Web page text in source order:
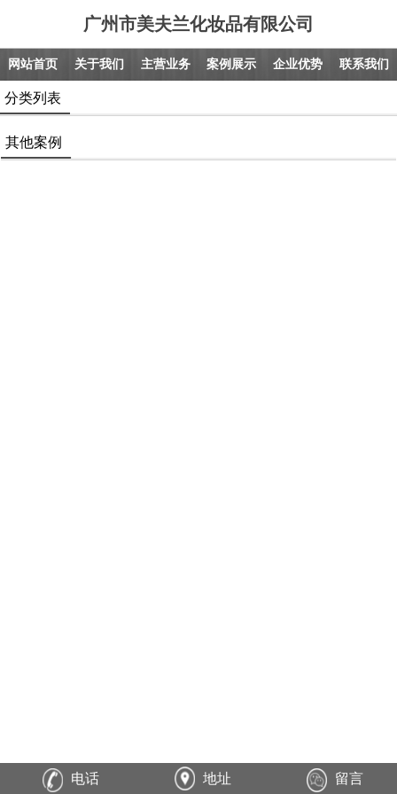
广州市美夫兰化妆品有限公司
网站首页 关于我们 主营业务 案例展示 企业优势 联系我们
分类列表
其他案例
电话 地址 留言